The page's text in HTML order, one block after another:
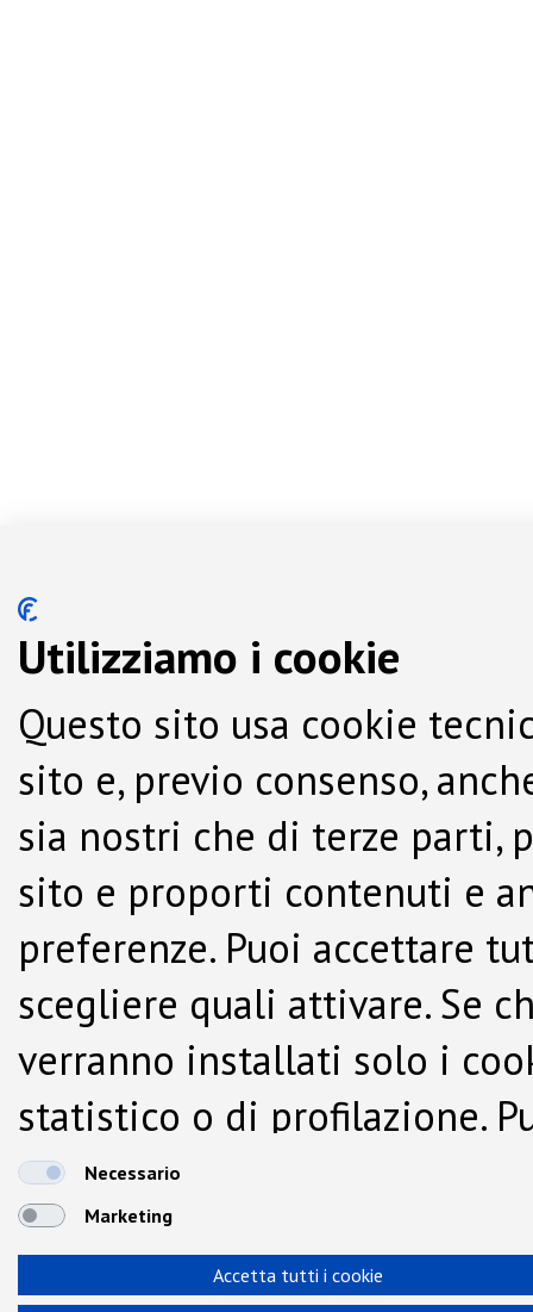
Utilizziamo i cookie
Questo sito usa cookie
sito e, previo consenso,
sia nostri che di terze parti,
sito e proporti contenuti e
preferenze. Puoi accettare
scegliere quali attivare. Se
verranno installati solo i
statistico o di profilazione.
dalla Cookie Policy.
Necessario
Marketing
Accetta tutti i cookie